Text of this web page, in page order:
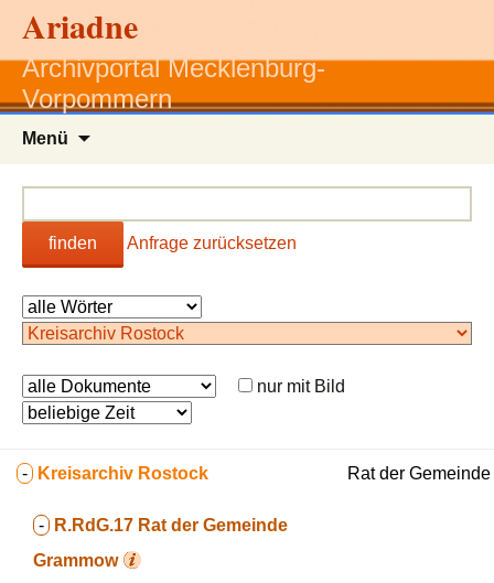
Ariadne
Archivportal Mecklenburg-
Vorpommern
Menü
finden Anfrage zurücksetzen
nur mit Bild
- Kreisarchiv Rostock
- R.RdG.17 Rat der Gemeinde
Grammow
Rat der